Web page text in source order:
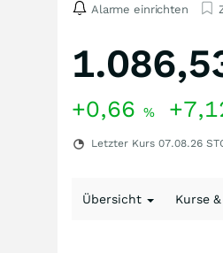
Alarme einrichten
+0,66 %
Letzter Kurs 07.08.26
Übersicht Kurse